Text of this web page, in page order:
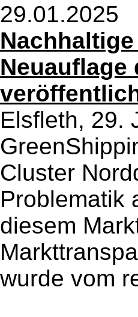
29.01.2025
Elsfleth, 29.
Cluster
Problematik
diesem
wurde vom